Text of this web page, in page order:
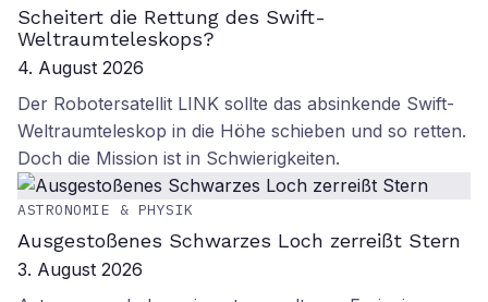
Scheitert die Rettung des Swift-
Weltraumteleskops?
4. August 2026
Der Robotersatellit LINK sollte das absinkende Swift-
Weltraumteleskop in die Höhe schieben und so retten.
Doch die Mission ist in Schwierigkeiten.
ASTRONOMIE & PHYSIK
Ausgestoßenes Schwarzes Loch zerreißt Stern
3. August 2026